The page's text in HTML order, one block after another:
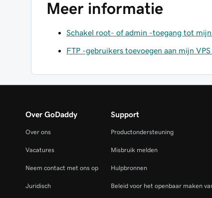
Meer informatie
Schakel root- of admin -toegang tot mijn
FTP -gebruikers toevoegen aan mijn
Over GoDaddy
Over ons
Vacatures
Neem contact met ons op
Juridisch
Support
Productondersteuning
Misbruik melden
Hulpbronnen
Beleid voor het openbaar maken